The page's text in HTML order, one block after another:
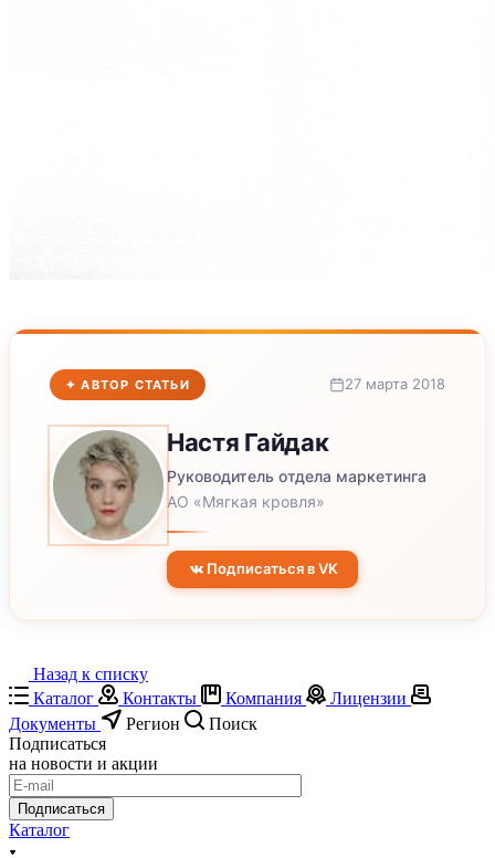
✦ АВТОР СТАТЬИ 27 марта 2018
Настя Гайдак
Руководитель отдела маркетинга
АО «Мягкая кровля»
Подписаться в VK
Назад к списку
Каталог
Контакты Компания
Лицензии
Документы
Регион
Поиск
Подписаться
на новости и акции
Подписаться
Каталог